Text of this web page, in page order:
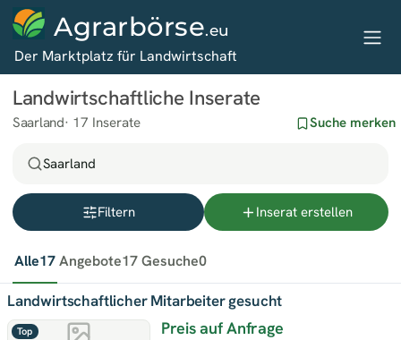
Agrarbörse.eu
Der Marktplatz für Landwirtschaft
Landwirtschaftliche Inserate
Saarland 17 Inserate Suche merken
Saarland
Filtern Inserat erstellen
Alle17Angebote17Gesuche0
Top
Landwirtschaftlicher Mitarbeiter gesucht
Preis auf Anfrage